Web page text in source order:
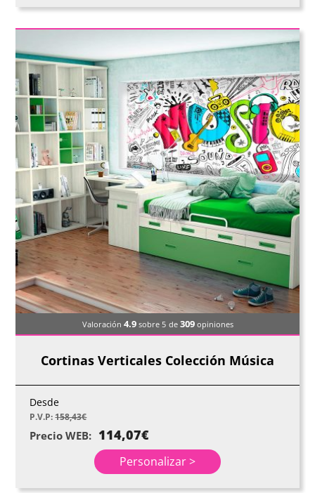
Valoración 4.9sobre 5 de 309opiniones
Cortinas Verticales Colección Música
Desde
P.V.P:158,43€
Precio WEB: 114,07€
Personalizar >